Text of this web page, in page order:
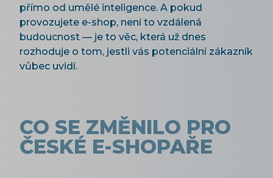
přímo od umělé inteligence. A pokud
provozujete e-shop, není to vzdálená
budoucnost — je to věc, která už dnes
rozhoduje o tom, jestli vás potenciální zákazník
vůbec uvidí.
CO SE ZMĚNILO PRO
ČESKÉ E-SHOPAŘE